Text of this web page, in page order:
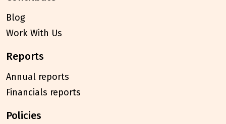
Blog
Work With Us
reports
Annual reports
Financials reports
policies